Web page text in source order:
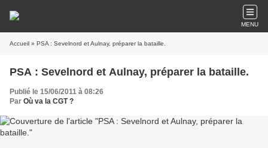
MENU
Accueil » PSA : Sevelnord et Aulnay, préparer la bataille.
PSA : Sevelnord et Aulnay, préparer la bataille.
Publié le 15/06/2011 à 08:26
Par Où va la CGT ?